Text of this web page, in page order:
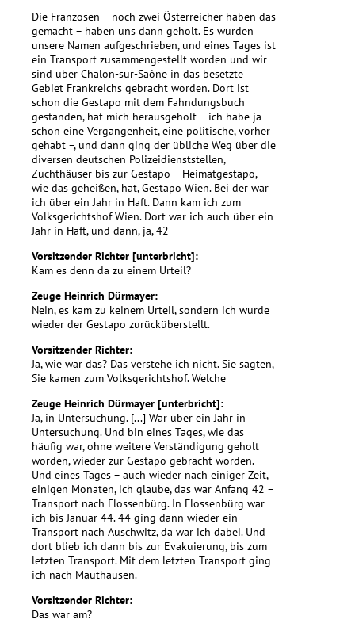
Die Franzosen – noch zwei Österreicher haben das
gemacht – haben uns dann geholt. Es wurden
unsere Namen aufgeschrieben, und eines Tages ist
ein Transport zusammengestellt worden und wir
sind über Chalon-sur-Saône in das besetzte
Gebiet Frankreichs gebracht worden. Dort ist
schon die Gestapo mit dem Fahndungsbuch
gestanden, hat mich herausgeholt – ich habe ja
schon eine Vergangenheit, eine politische, vorher
gehabt –, und dann ging der übliche Weg über die
diversen deutschen Polizeidienststellen,
Zuchthäuser bis zur Gestapo – Heimatgestapo,
wie das geheißen, hat, Gestapo Wien. Bei der war
ich über ein Jahr in Haft. Dann kam ich zum
Volksgerichtshof Wien. Dort war ich auch über ein
Jahr in Haft, und dann, ja, 42
Vorsitzender Richter [unterbricht]:
Kam es denn da zu einem Urteil?
Zeuge Heinrich Dürmayer:
Nein, es kam zu keinem Urteil, sondern ich wurde
wieder der Gestapo zurücküberstellt.
Vorsitzender Richter:
Ja, wie war das? Das verstehe ich nicht. Sie sagten,
Sie kamen zum Volksgerichtshof. Welche
Zeuge Heinrich Dürmayer [unterbricht]:
Ja, in Untersuchung. [...] War über ein Jahr in
Untersuchung. Und bin eines Tages, wie das
häufig war, ohne weitere Verständigung geholt
worden, wieder zur Gestapo gebracht worden.
Und eines Tages – auch wieder nach einiger Zeit,
einigen Monaten, ich glaube, das war Anfang 42 –
Transport nach Flossenbürg. In Flossenbürg war
ich bis Januar 44. 44 ging dann wieder ein
Transport nach Auschwitz, da war ich dabei. Und
dort blieb ich dann bis zur Evakuierung, bis zum
letzten Transport. Mit dem letzten Transport ging
ich nach Mauthausen.
Vorsitzender Richter:
Das war am?